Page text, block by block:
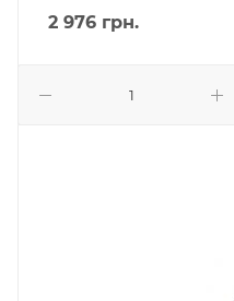
2 976 грн.